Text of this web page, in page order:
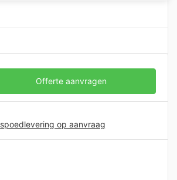
Offerte aanvragen
spoedlevering op aanvraag